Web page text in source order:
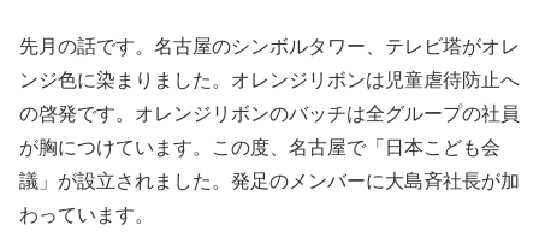
先月の話です。名古屋のシンボルタワー、テレビ塔がオレ
ンジ色に染まりました。オレンジリボンは児童虐待防止へ
の啓発です。オレンジリボンのバッチは全グループの社員
が胸につけています。この度、名古屋で「日本こども会
議」が設立されました。発足のメンバーに大島斉社長が加
わっています。